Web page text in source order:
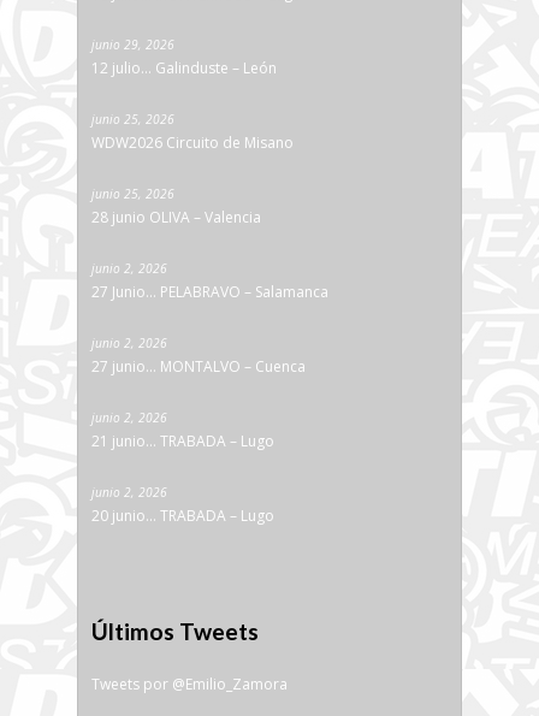
junio 29, 2026
12 julio… Galinduste – León
junio 25, 2026
WDW2026 Circuito de Misano
junio 25, 2026
28 junio OLIVA – Valencia
junio 2, 2026
27 Junio… PELABRAVO – Salamanca
junio 2, 2026
27 junio… MONTALVO – Cuenca
junio 2, 2026
21 junio… TRABADA – Lugo
junio 2, 2026
20 junio… TRABADA – Lugo
Últimos Tweets
Tweets por @Emilio_Zamora